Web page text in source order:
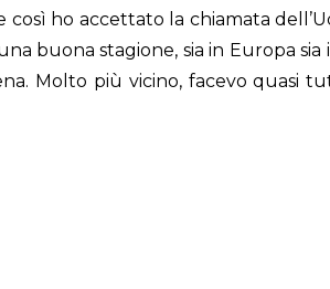
così ho accettato la chiamata
buona stagione, sia in Europa
Molto più vicino, facevo quasi